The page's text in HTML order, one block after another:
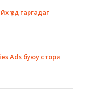
үед гаргадаг
Ads буюу стори